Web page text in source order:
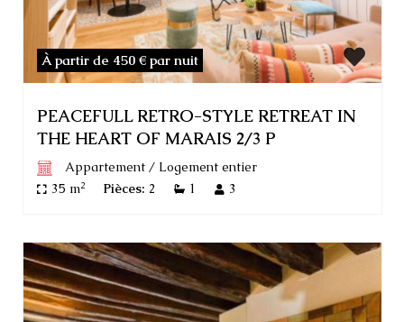
À partir de 450 € par nuit
PEACEFULL RETRO-STYLE RETREAT IN
THE HEART OF MARAIS 2/3 P
Appartement/ Logement entier
35 m2 Pièces: 2 1 3